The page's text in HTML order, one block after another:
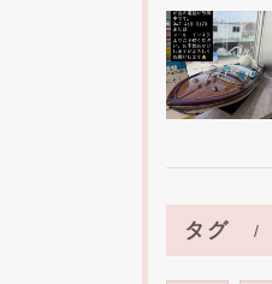
タグ